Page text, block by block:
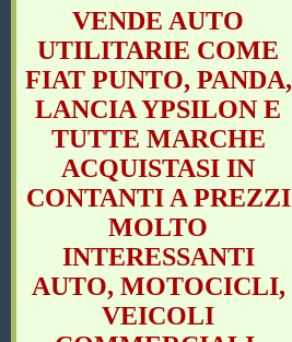
VENDE AUTO
UTILITARIE COME
FIAT PUNTO, PANDA,
LANCIA YPSILON E
TUTTE MARCHE
ACQUISTASI IN
CONTANTI A PREZZI
MOLTO
INTERESSANTI
AUTO, MOTOCICLI,
VEICOLI